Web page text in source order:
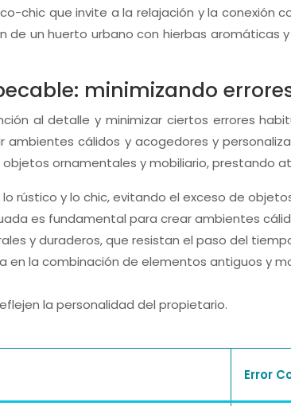
chic que invite a la relajación y la conexión
de un huerto urbano con hierbas
minimizando
al detalle y minimizar ciertos errores
cálidos y acogedores y
ornamentales y mobiliario, prestando
rústico y lo chic, evitando el exceso de
es fundamental para crear ambientes
y duraderos, que resistan el paso del
en la combinación de elementos antiguos y
la personalidad del propietario.
Error